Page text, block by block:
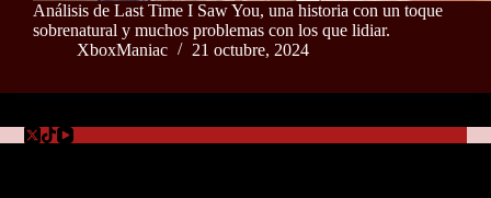
Análisis de Last Time I Saw You, una historia con un toque
sobrenatural y muchos problemas con los que lidiar.
XboxManiac
21 octubre, 2024